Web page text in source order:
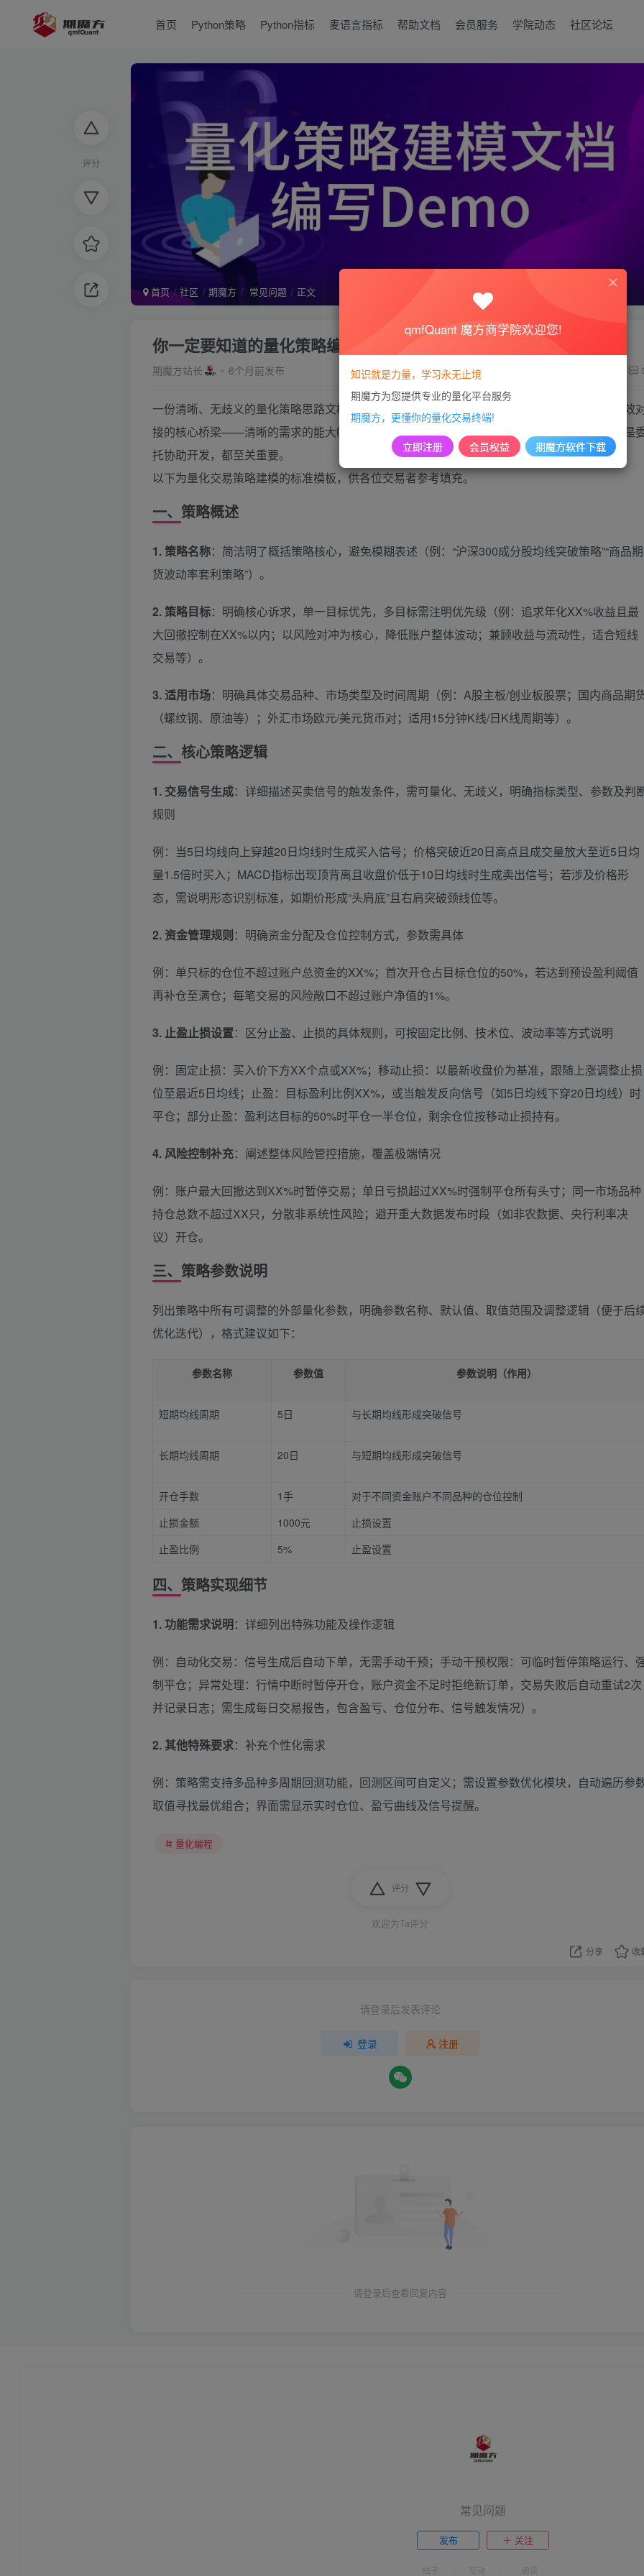
首页 Python策略 Python指标 麦语言指标 帮助文档 会员服务 学院动态 社区论坛
评分
首页 社区 期魔方 常见问题 正文
你一定要知道的量化策略编写，文字描述模版
期魔方站长 6个月前发布
一份清晰、无歧义的量化策略思路文档，既是对自身交易逻辑的系统化梳理，更是与开发者高效
接的核心桥梁——清晰的需求的能大幅降低沟通成本、避免开发偏差，无论是自主编写策略还是
托协助开发，都至关重要。
以下为量化交易策略建模的标准模板，供各位交易者参考填充。
一、策略概述
1. 策略名称：简洁明了概括策略核心，避免模糊表述（例：“沪深300成分股均线突破策略”“商品期
货波动率套利策略”）。
2. 策略目标：明确核心诉求，单一目标优先，多目标需注明优先级（例：追求年化XX%收益且最
大回撤控制在XX%以内；以风险对冲为核心，降低账户整体波动；兼顾收益与流动性，适合短线
交易等）。
3. 适用市场：明确具体交易品种、市场类型及时间周期（例：A股主板/创业板股票；国内商品期
（螺纹钢、原油等）；外汇市场欧元/美元货币对；适用15分钟K线/日K线周期等）。
二、核心策略逻辑
1. 交易信号生成：详细描述买卖信号的触发条件，需可量化、无歧义，明确指标类型、参数及判
规则
例：当5日均线向上穿越20日均线时生成买入信号；价格突破近20日高点且成交量放大至近5日均
量1.5倍时买入；MACD指标出现顶背离且收盘价低于10日均线时生成卖出信号；若涉及价格形
态，需说明形态识别标准，如期价形成“头肩底”且右肩突破颈线位等。
2. 资金管理规则：明确资金分配及仓位控制方式，参数需具体
例：单只标的仓位不超过账户总资金的XX%；首次开仓占目标仓位的50%，若达到预设盈利阈值
再补仓至满仓；每笔交易的风险敞口不超过账户净值的1%。
3. 止盈止损设置：区分止盈、止损的具体规则，可按固定比例、技术位、波动率等方式说明
例：固定止损：买入价下方XX个点或XX%；移动止损：以最新收盘价为基准，跟随上涨调整止损
位至最近5日均线；止盈：目标盈利比例XX%，或当触发反向信号（如5日均线下穿20日均线）时
平仓；部分止盈：盈利达目标的50%时平仓一半仓位，剩余仓位按移动止损持有。
4. 风险控制补充：阐述整体风险管控措施，覆盖极端情况
例：账户最大回撤达到XX%时暂停交易；单日亏损超过XX%时强制平仓所有头寸；同一市场品种
持仓总数不超过XX只，分散非系统性风险；避开重大数据发布时段（如非农数据、央行利率决
议）开仓。
三、策略参数说明
列出策略中所有可调整的外部量化参数，明确参数名称、默认值、取值范围及调整逻辑（便于后
优化迭代），格式建议如下：
参数名称 参数值 参数说明（作用）
短期均线周期 5日 与长期均线形成突破信号
长期均线周期 20日 与短期均线形成突破信号
开仓手数 1手
对于不同资金账户不同品种的仓位控制
止损金额
1000元
止损设置
止盈比例
5% 止盈设置
四、策略实现细节
1. 功能需求说明：详细列出特殊功能及操作逻辑
例：自动化交易：信号生成后自动下单，无需手动干预；手动干预权限：可临时暂停策略运行、
制平仓；异常处理：行情中断时暂停开仓，账户资金不足时拒绝新订单，交易失败后自动重试2次
并记录日志；需生成每日交易报告，包含盈亏、仓位分布、信号触发情况）。
2. 其他特殊要求：补充个性化需求
例：策略需支持多品种多周期回测功能，回测区间可自定义；需设置参数优化模块，自动遍历参
取值寻找最优组合；界面需显示实时仓位、盈亏曲线及信号提醒。
量化编程
评分
欢迎为Ta评分
分享 收
请登录后发表评论
登录 注册
请登录后查看回复内容
常见问题
发布 关注
帖子 互动 阅读
qmfQuant 魔方商学院欢迎您!
知识就是力量，学习永无止境
期魔方为您提供专业的量化平台服务
期魔方，更懂你的量化交易终端!
立即注册 会员权益 期魔方软件下载